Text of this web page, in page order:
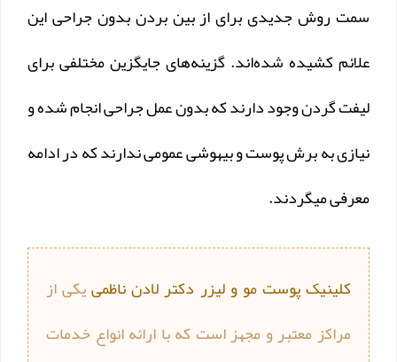
سمت روش جدیدی برای از بین بردن بدون جراحی این
علائم کشیده شده‌اند. گزینه‌های جایگزین مختلفی برای
لیفت گردن وجود دارند که بدون عمل جراحی انجام شده و
نیازی به برش پوست و بیهوشی عمومی ندارند که در ادامه
معرفی میگردند.
کلینیک پوست مو و لیزر دکتر لادن ناظمییکی از
مراکز معتبر و مجهز است که با ارائه انواع خدمات